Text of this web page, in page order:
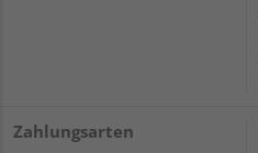
Zahlungsarten